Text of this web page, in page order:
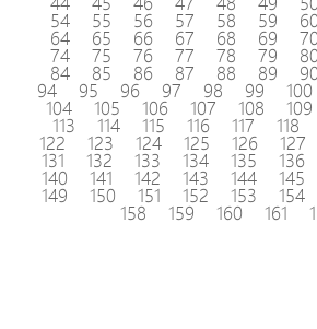
54 55 56 57 58 59 60
64 65 66 67 68 69 70
74 75 76 77 78 79 80
84 85 86 87 88 89 90
94 95 96 97 98 99 100
104 105 106 107 108 109
113 114 115 116 117 118
122 123 124 125 126 127
131 132 133 134 135 136
140 141 142 143 144 145
149 150 151 152 153 154
158 159 160 161